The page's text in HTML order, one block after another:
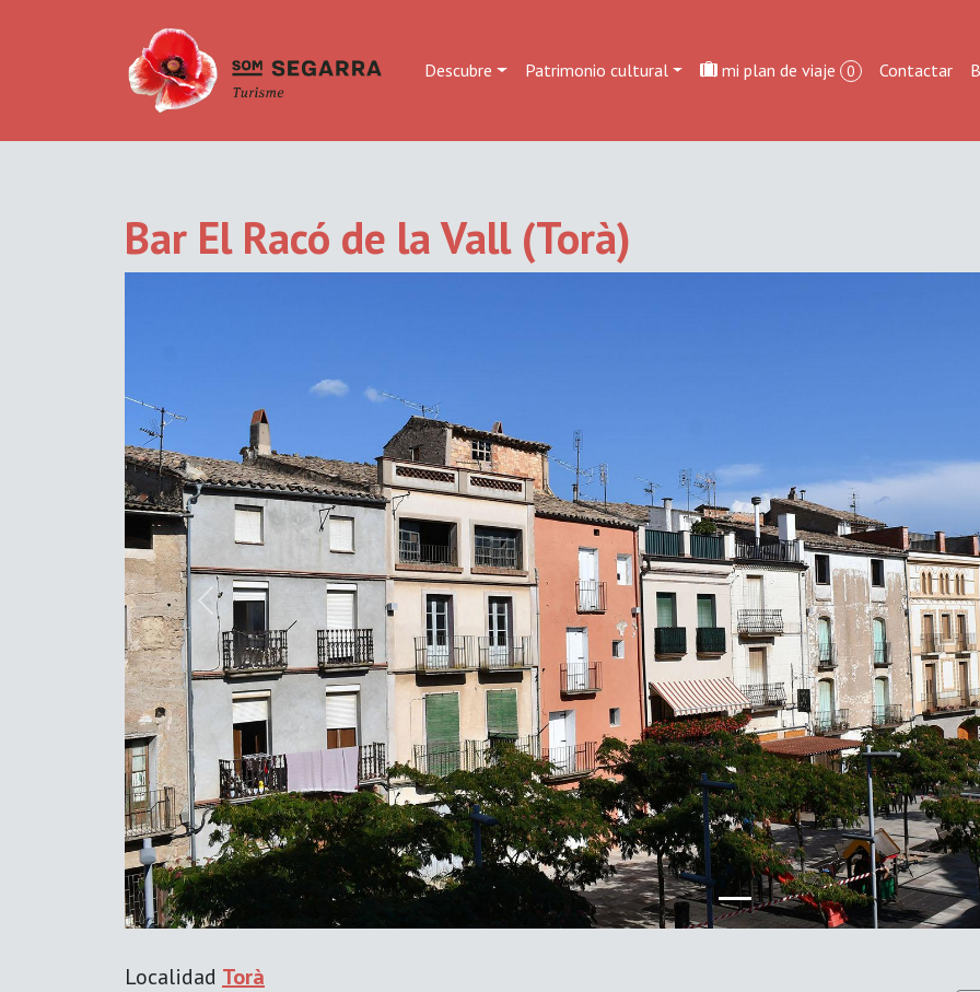
Descubre Patrimonio cultural mi plan de viaje 0 Contactar
Bar El Racó de la Vall (Torà)
Previous
Localidad Torà